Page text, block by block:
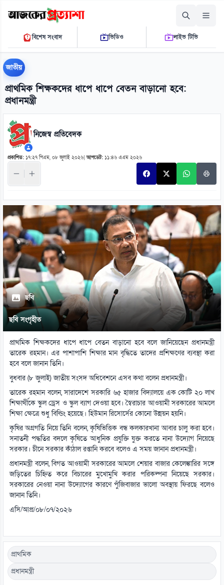
শনিবার, ০৮ আগস্ট ২০২৬
১০:৫০:২২ এ.এম.THE DAILY AJKER PROTTASHA
বিশেষ সংবাদ ভিডিও লাইভ টিভি
জাতীয়
প্রাথমিক শিক্ষকদের ধাপে ধাপে বেতন বাড়ানো হবে:
প্রধানমন্ত্রী
নিজেস্ব প্রতিবেদক
প্রকাশিত: ১৭:২৭ পিএম, ০৮ জুলাই ২০২৬ |আপডেট: ১১:৪৬ এএম ২০২৬
ছবি
ছবি সংগৃহীত
প্রাথমিক শিক্ষকদের ধাপে ধাপে বেতন বাড়ানো হবে বলে জানিয়েছেন প্রধানমন্ত্রী
তারেক রহমান। এর পাশাপাশি শিক্ষার মান বৃদ্ধিতে তাদের প্রশিক্ষণের ব্যবস্থা করা
হবে বলে জানান তিনি।
বুধবার (৮ জুলাই) জাতীয় সংসদ অধিবেশনে এসব কথা বলেন প্রধানমন্ত্রী।
তারেক রহমান বলেন, সারাদেশে সরকারি ৬৫ হাজার বিদ্যালয়ে এক কোটি ২০ লাখ
শিক্ষার্থীকে স্কুল ড্রেস ও স্কুল ব্যাগ দেওয়া হবে। স্বৈরাচার আওয়ামী সরকারের আমলে
শিক্ষা ক্ষেত্রে শুধু বিল্ডিং হয়েছে। হিউমান রিসোর্সের কোনো উন্নয়ন হয়নি।
কৃষির অগ্রগতি নিয়ে তিনি বলেন, কৃষিভিত্তিক বন্ধ কলকারখানা আবার চালু করা হবে।
সনাতনী পদ্ধতির বদলে কৃষিতে আধুনিক প্রযুক্তি যুক্ত করতে নানা উদ্যোগ নিয়েছে
সরকার। চীনে সরকার কাঁঠাল রপ্তানি কর‌বে বলেও এ সময় জানান প্রধানমন্ত্রী।
প্রধানমন্ত্রী বলেন, বিগত আওয়ামী সরকারের আমলে শেয়ার বাজার কেলেঙ্কারির সঙ্গে
জড়িতের চিহ্নিত করে বিচারের মুখোমুখি করার পরিকল্পনা নিয়েছে সরকার।
সরকারের নেওয়া নানা উদ্যোগের কারণে পুঁজিবাজার ভালো অবস্থায় ফিরছে বলেও
জানান তিনি।
এসি/আপ্র/০৮/০৭/২০২৬
প্রাথমিক
প্রধানমন্ত্রী